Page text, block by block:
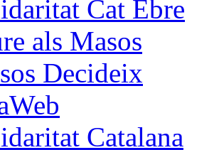
Cat Ebre
als Masos
Decideix
Catalana